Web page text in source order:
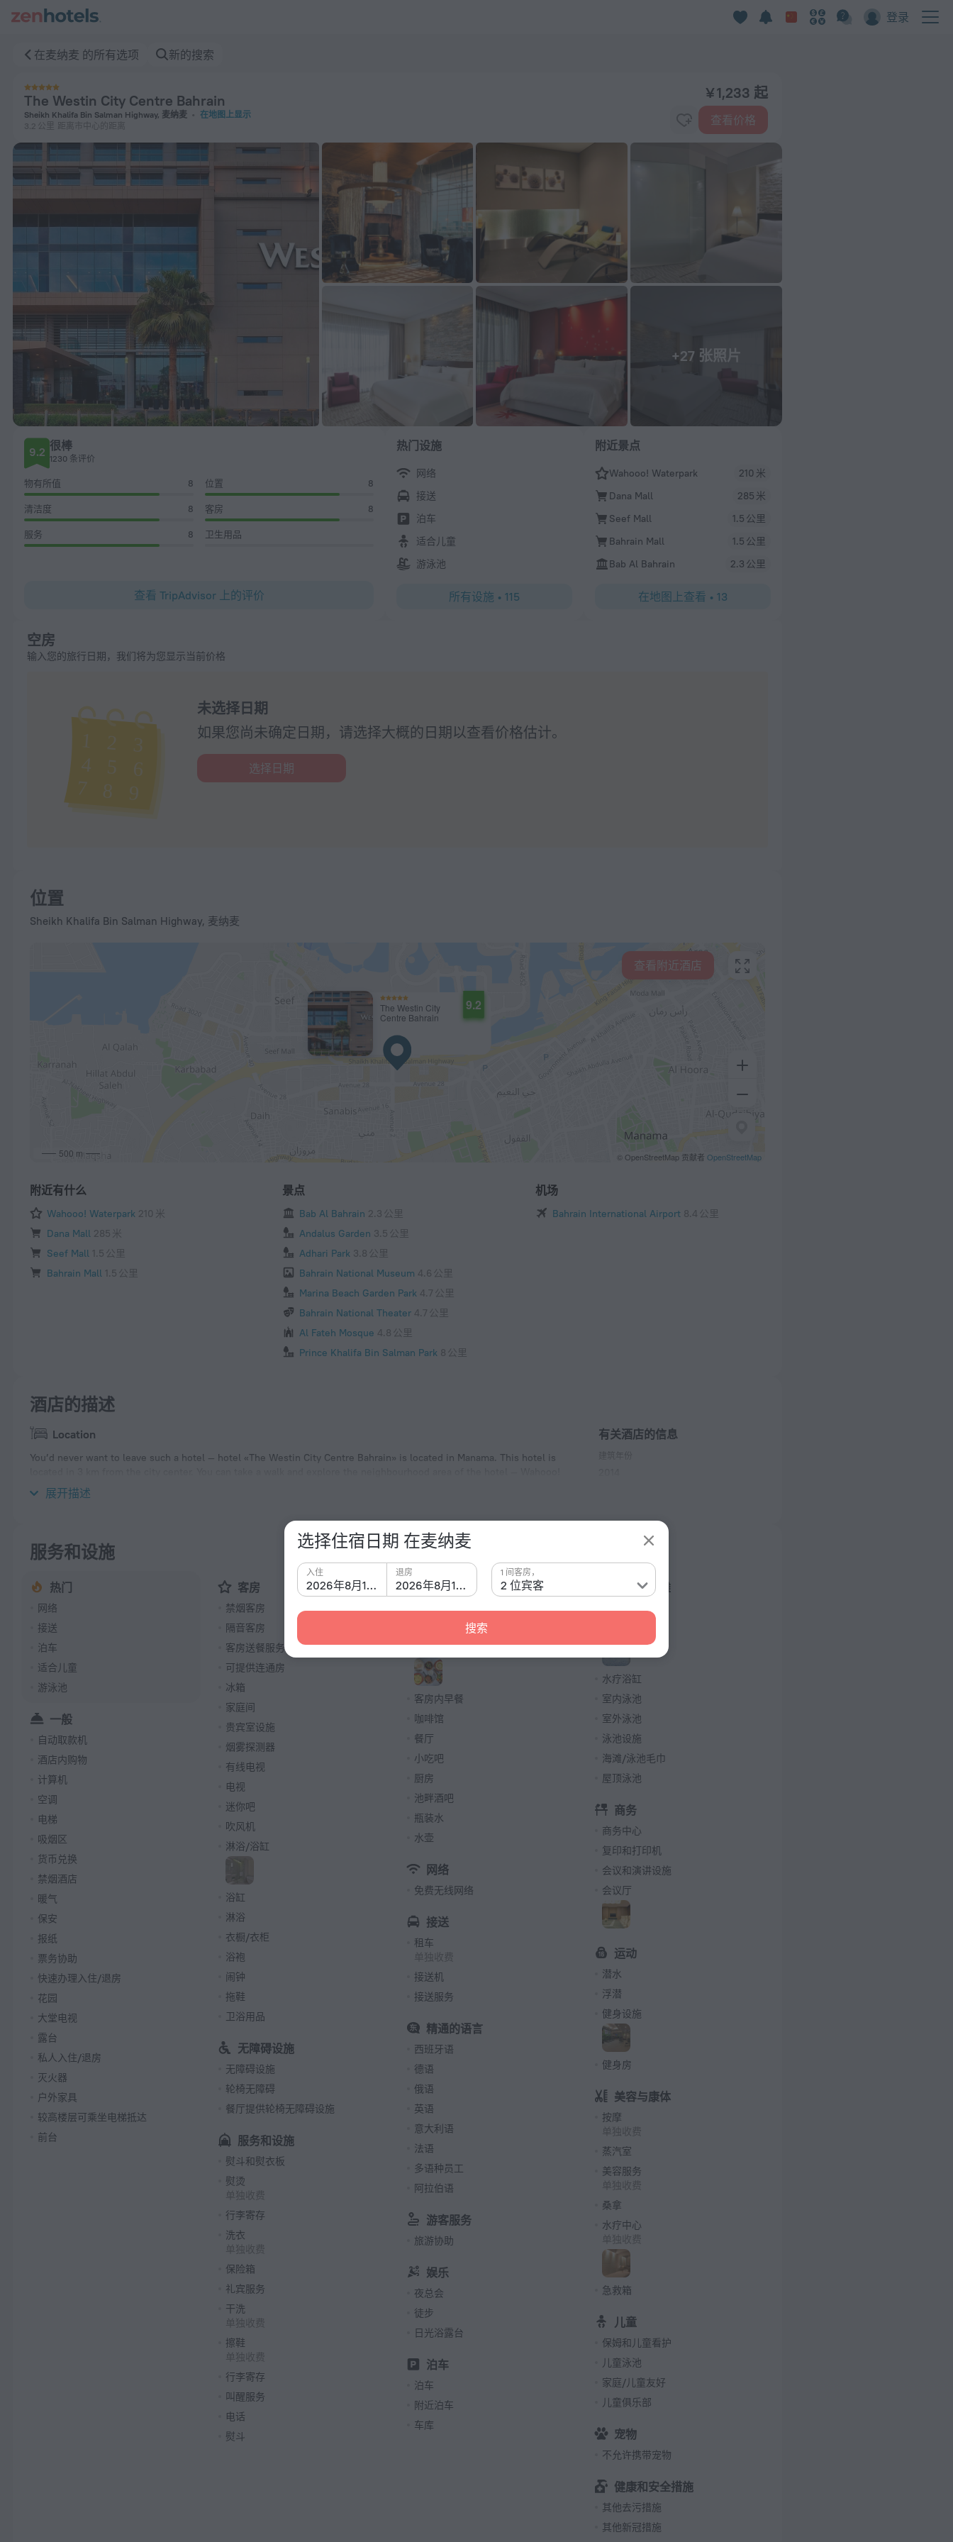
登录
选择住宿日期 在麦纳麦
2026年8月15日
入住
2026年8月16日
退房
2 位宾客
1 间客房，
搜索
在麦纳麦 的所有选项 新的搜索
The Westin City Centre Bahrain
Sheikh Khalifa Bin Salman Highway, 麦纳麦
在地图上显示
3.2 公里
距离市中心的距离
¥ 1,233 起
查看价格
+27 张照片
9.2 很棒
1230 条评价
物有所值 8 位置 8
清洁度 8 客房 8
服务 8 卫生用品
查看 TripAdvisor 上的评价
热门设施
网络
接送
泊车
适合儿童
游泳池
所有设施 • 115
附近景点
Wahooo! Waterpark
210 米
Dana Mall
285 米
Seef Mall
1.5 公里
Bahrain Mall
1.5 公里
Bab Al Bahrain
2.3 公里
在地图上查看 • 13
空房
输入您的旅行日期，我们将为您显示当前价格
未选择日期
如果您尚未确定日期，请选择大概的日期以查看价格估计。
选择日期
位置
Sheikh Khalifa Bin Salman Highway, 麦纳麦
The Westin City
Centre Bahrain
9.2
500 m © OpenStreetMap 贡献者 OpenStreetMap
查看附近酒店
附近有什么
Wahooo! Waterpark 210 米
Dana Mall 285 米
Seef Mall 1.5 公里
Bahrain Mall 1.5 公里
景点
Bab Al Bahrain 2.3 公里
Andalus Garden 3.5 公里
Adhari Park 3.8 公里
Bahrain National Museum 4.6 公里
Marina Beach Garden Park 4.7 公里
Bahrain National Theater 4.7 公里
Al Fateh Mosque 4.8 公里
Prince Khalifa Bin Salman Park 8 公里
机场
Bahrain International Airport 8.4 公里
酒店的描述
Location
You’d never want to leave such a hotel — hotel «The Westin City Centre Bahrain» is located in Manama. This hotel is
Waterpark, Dana Mall and Seef Mall.
展开描述
有关酒店的信息
230 伏 / 50 赫兹
客房和楼层数量
200 间客房, 15 楼
服务和设施
热门
网络
接送
泊车
适合儿童
游泳池
一般
自动取款机
酒店内购物
计算机
空调
电梯
吸烟区
货币兑换
禁烟酒店
暖气
保安
报纸
票务协助
快速办理入住/退房
花园
大堂电视
露台
私人入住/退房
灭火器
户外家具
较高楼层可乘坐电梯抵达
前台
客房
禁烟客房
隔音客房
客房送餐服务
可提供连通房
冰箱
家庭间
贵宾室设施
烟雾探测器
有线电视
电视
迷你吧
吹风机
淋浴/浴缸
浴缸
淋浴
衣橱/衣柜
浴袍
闹钟
拖鞋
卫浴用品
无障碍设施
无障碍设施
轮椅无障碍
餐厅提供轮椅无障碍设施
服务和设施
熨斗和熨衣板
熨烫
单独收费
行李寄存
洗衣
单独收费
保险箱
礼宾服务
干洗
单独收费
擦鞋
单独收费
行李寄存
叫醒服务
电话
熨斗
餐点
酒吧
为宾客提供咖啡/香茗
早餐
客房内早餐
咖啡馆
餐厅
小吃吧
厨房
池畔酒吧
瓶装水
水壶
网络
免费无线网络
接送
租车
单独收费
接送机
接送服务
精通的语言
西班牙语
德语
俄语
英语
意大利语
法语
多语种员工
阿拉伯语
游客服务
旅游协助
娱乐
夜总会
徒步
日光浴露台
泊车
泊车
附近泊车
车库
泳池和海滩
水上乐园
水疗浴缸
室内泳池
室外泳池
泳池设施
海滩/泳池毛巾
屋顶泳池
商务
商务中心
复印和打印机
会议和演讲设施
会议厅
运动
潜水
浮潜
健身设施
健身房
美容与康体
按摩
单独收费
蒸汽室
美容服务
单独收费
桑拿
水疗中心
单独收费
急救箱
儿童
保姆和儿童看护
儿童泳池
家庭/儿童友好
儿童俱乐部
宠物
不允许携带宠物
健康和安全措施
其他去污措施
其他新冠措施
The Westin City Centre Bahrain 在麦纳麦 — 立即在 ZenHotels.com 预订